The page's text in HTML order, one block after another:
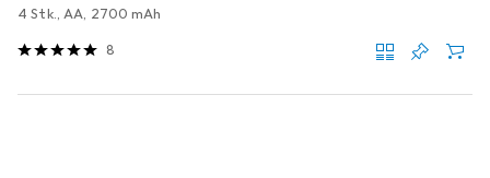
4 Stk., AA, 2700 mAh
8